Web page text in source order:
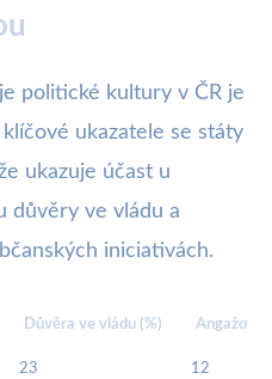
politické kultury v ČR je
ukazatele se státy
ukazuje účast u
důvěry ve vládu a
iniciativách.
Důvěra ve vládu (%)
23 12